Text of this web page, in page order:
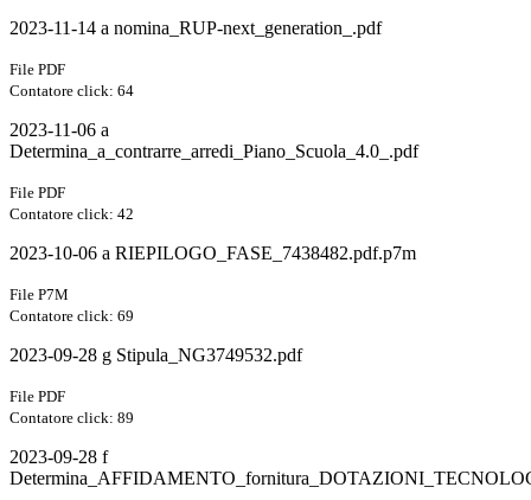
2023-11-14 a nomina_RUP-next_generation_.pdf
File PDF
Contatore click: 64
2023-11-06 a
Determina_a_contrarre_arredi_Piano_Scuola_4.0_.pdf
File PDF
Contatore click: 42
2023-10-06 a RIEPILOGO_FASE_7438482.pdf.p7m
File P7M
Contatore click: 69
2023-09-28 g Stipula_NG3749532.pdf
File PDF
Contatore click: 89
2023-09-28 f